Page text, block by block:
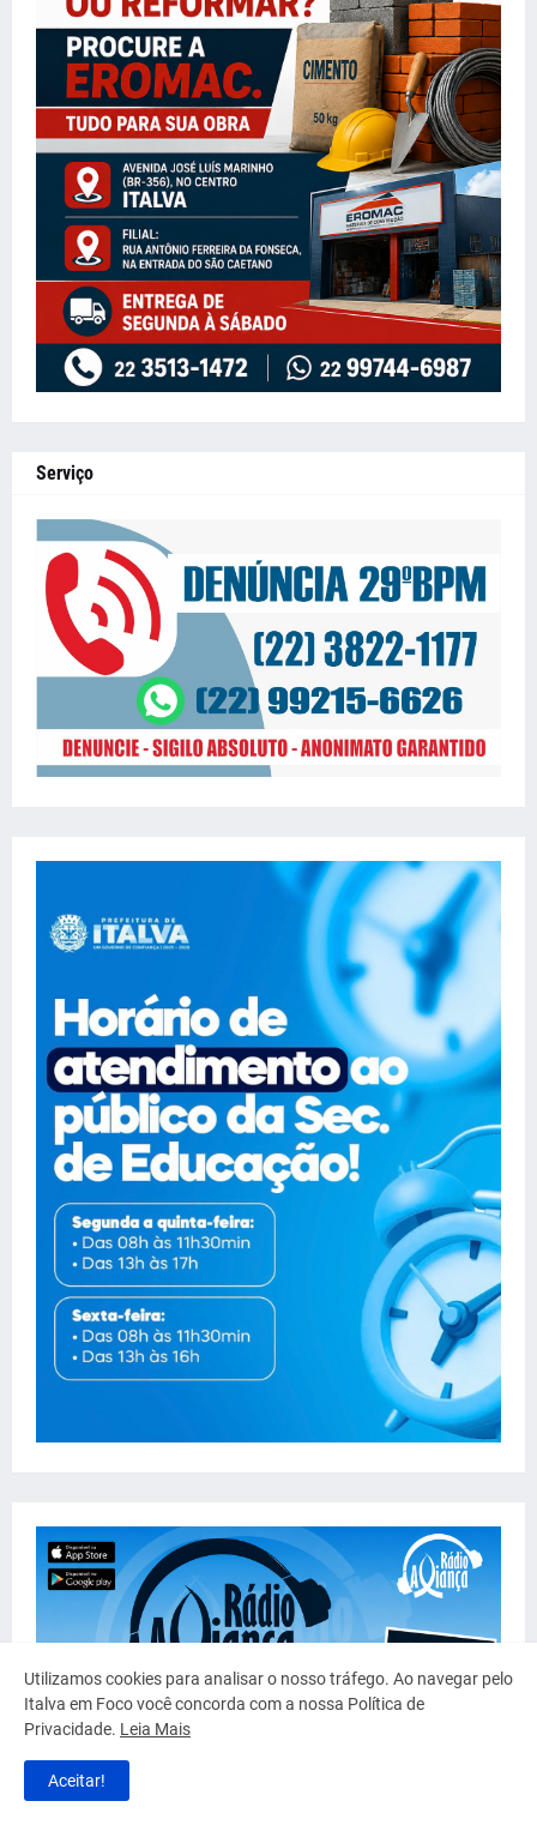
Serviço
Utilizamos cookies para analisar o nosso tráfego. Ao navegar pelo
Italva em Foco você concorda com a nossa Política de
Privacidade. Leia Mais
Aceitar!